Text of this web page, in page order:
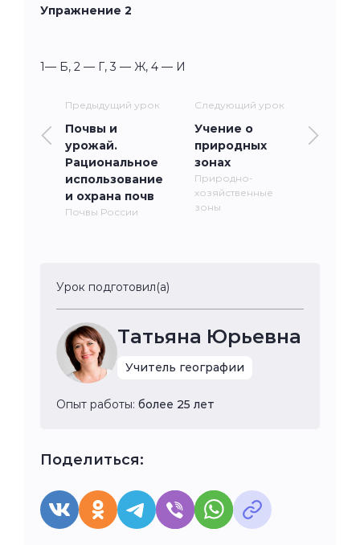
Упражнение 2
1— Б, 2 — Г, 3 — Ж, 4 — И
Предыдущий урок
Почвы и
урожай.
Рациональное
использование
и охрана почв
Почвы России
Следующий урок
Учение о
природных
зонах
Природно-
хозяйственные
зоны
Урок подготовил(а)
Татьяна Юрьевна
Учитель географии
Опыт работы: более 25 лет
Поделиться: